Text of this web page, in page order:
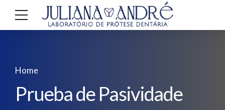
Home
Prueba de Pasividade